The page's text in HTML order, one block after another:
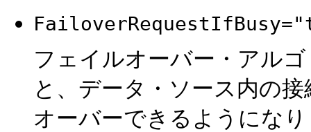
フェイルオーバー・アル
と、データ・ソース内の
オーバーできるようにな